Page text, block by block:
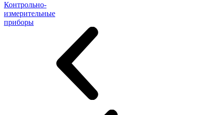
Контрольно-
измерительные
приборы